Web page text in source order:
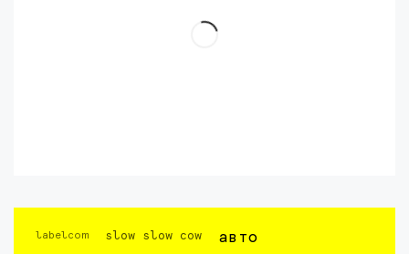
labelcom slow slow cow авто